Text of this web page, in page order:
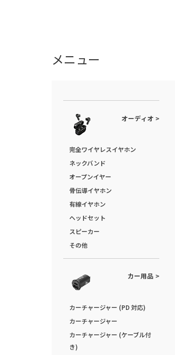
メニュー
オーディオ >
完全ワイヤレスイヤホン
ネックバンド
オープンイヤー
骨伝導イヤホン
有線イヤホン
ヘッドセット
スピーカー
その他
カー用品 >
カーチャージャー (PD 対応)
カーチャージャー
カーチャージャー (ケーブル付
き)